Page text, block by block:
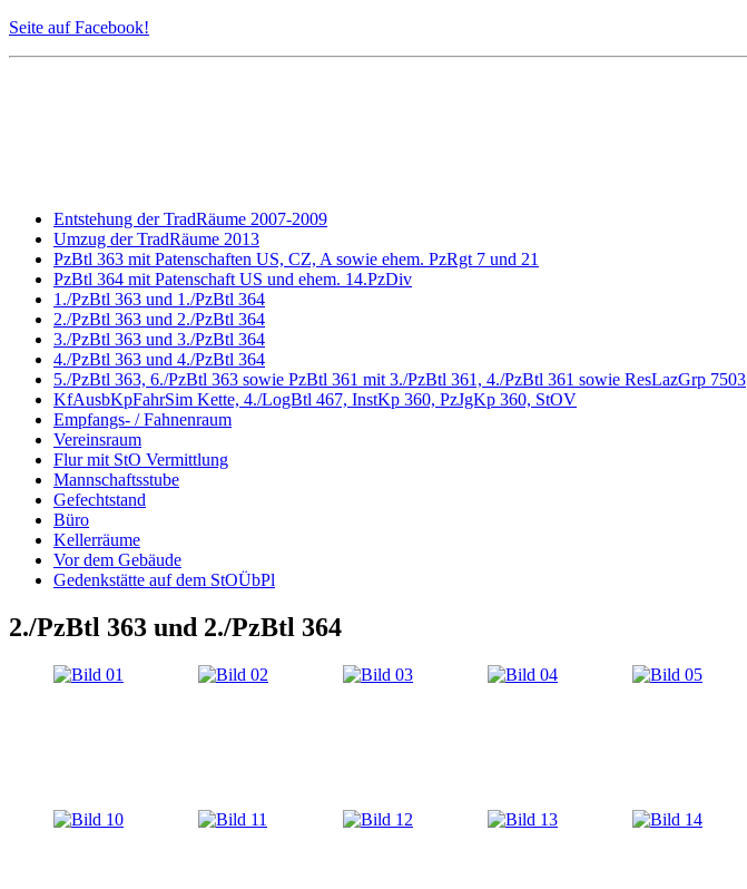
Seite auf Facebook!
Entstehung der TradRäume 2007-2009
Umzug der TradRäume 2013
PzBtl 363 mit Patenschaften US, CZ, A sowie ehem. PzRgt 7 und 21
PzBtl 364 mit Patenschaft US und ehem. 14.PzDiv
1./PzBtl 363 und 1./PzBtl 364
2./PzBtl 363 und 2./PzBtl 364
3./PzBtl 363 und 3./PzBtl 364
4./PzBtl 363 und 4./PzBtl 364
5./PzBtl 363, 6./PzBtl 363 sowie PzBtl 361 mit 3./PzBtl 361, 4./PzBtl 361 sowie ResLazGrp 7503
KfAusbKpFahrSim Kette, 4./LogBtl 467, InstKp 360, PzJgKp 360, StOV
Empfangs- / Fahnenraum
Vereinsraum
Flur mit StO Vermittlung
Mannschaftsstube
Gefechtstand
Büro
Kellerräume
Vor dem Gebäude
Gedenkstätte auf dem StOÜbPl
2./PzBtl 363 und 2./PzBtl 364